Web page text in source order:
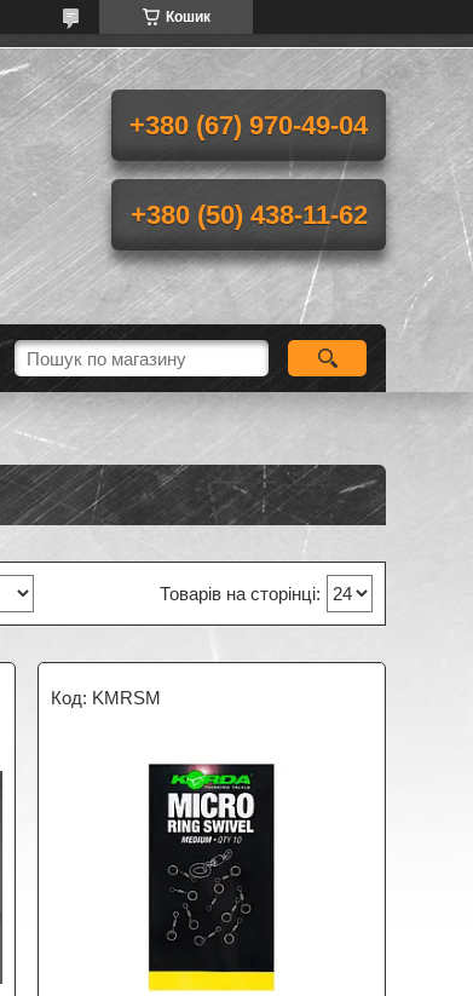
Кошик
+380 (67) 970-49-04
+380 (50) 438-11-62
KMRSM